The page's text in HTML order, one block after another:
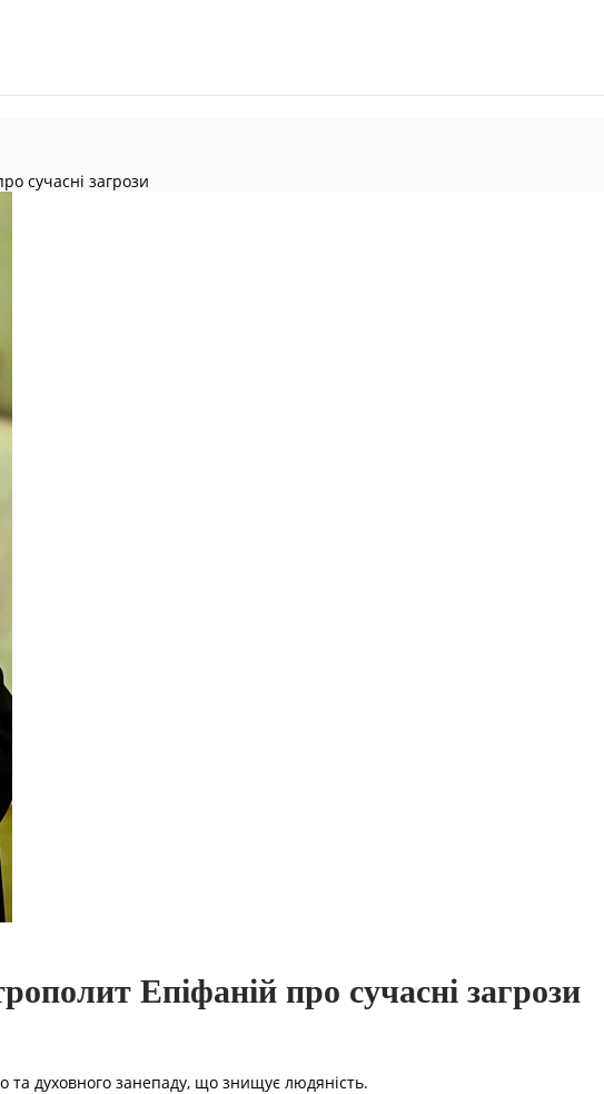
сучасні загрози
Епіфаній про сучасні загрози
та духовного занепаду, що знищує людяність.